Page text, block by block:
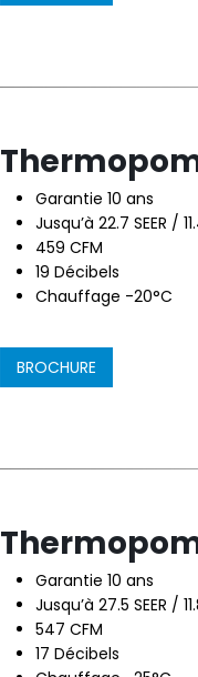
Garantie 10 ans
Jusqu’à 22.7 SEER /
459 CFM
19 Décibels
Chauffage -20°C
BROCHURE
Garantie 10 ans
Jusqu’à 27.5 SEER /
547 CFM
17 Décibels